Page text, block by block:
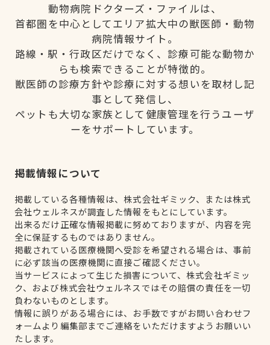
動物病院ドクターズ・ファイルは、
首都圏を中心としてエリア拡大中の獣医師・動物
病院情報サイト。
路線・駅・行政区だけでなく、診療可能な動物か
らも検索できることが特徴的。
獣医師の診療方針や診療に対する想いを取材し記
事として発信し、
ペットも大切な家族として健康管理を行うユーザ
ーをサポートしています。
掲載情報について
掲載している各種情報は、株式会社ギミック、または株式
会社ウェルネスが調査した情報をもとにしています。
出来るだけ正確な情報掲載に努めておりますが、内容を完
全に保証するものではありません。
掲載されている医療機関へ受診を希望される場合は、事前
に必ず該当の医療機関に直接ご確認ください。
当サービスによって生じた損害について、株式会社ギミッ
ク、および株式会社ウェルネスではその賠償の責任を一切
負わないものとします。
情報に誤りがある場合には、お手数ですがお問い合わせフ
ォームより編集部までご連絡をいただけますようお願いい
たします。